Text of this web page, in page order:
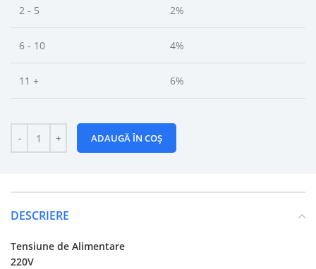
2 - 5 2%
6 - 10 4%
11 + 6%
ADAUGĂ ÎN COȘ
DESCRIERE
Tensiune de Alimentare
220V